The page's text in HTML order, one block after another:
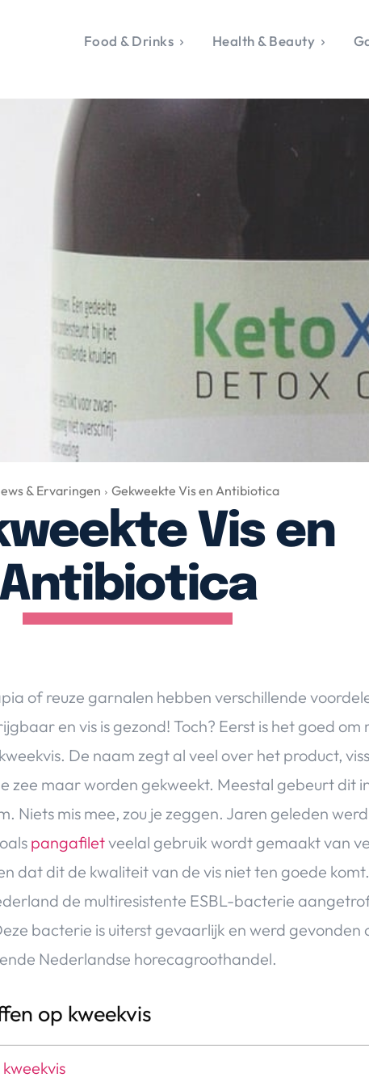
Top 5 van Valerie
Huis & Tuin
Nieuws & Media
Food & Drinks Health & Beauty
& Ervaringen Gekweekte Vis en Antibiotica
Vis en
Antibiotica
of reuze garnalen hebben verschillende
en vis is gezond! Toch? Eerst is het goed om
De naam zegt al veel over het product,
zee maar worden gekweekt. Meestal gebeurt dit
Niets mis mee, zou je zeggen. Jaren geleden
pangafiletveelal gebruik wordt gemaakt van
dat dit de kwaliteit van de vis niet ten goede
de multiresistente ESBL-bacterie
bacterie is uiterst gevaarlijk en werd gevonden
Nederlandse horecagroothandel.
op kweekvis